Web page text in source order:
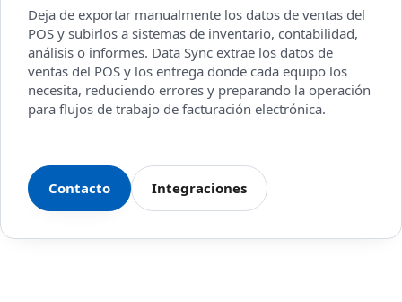
Deja de exportar manualmente los datos de ventas del
POS y subirlos a sistemas de inventario, contabilidad,
análisis o informes. Data Sync extrae los datos de
ventas del POS y los entrega donde cada equipo los
necesita, reduciendo errores y preparando la operación
para flujos de trabajo de facturación electrónica.
Contacto Integraciones